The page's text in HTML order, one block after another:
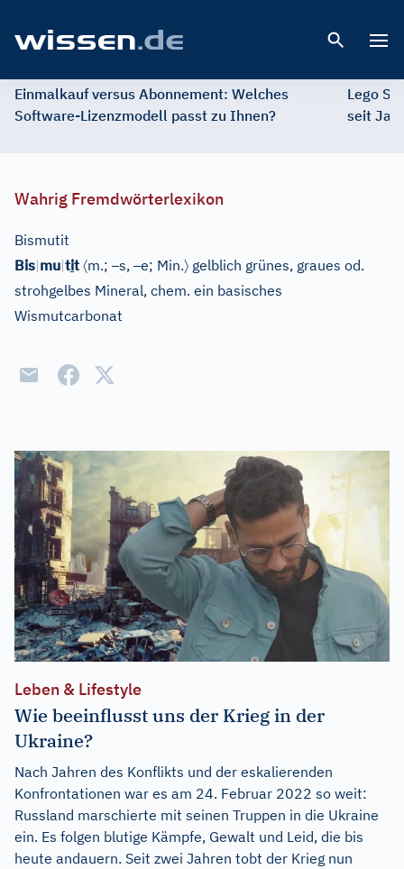
Einmalkauf versus Abonnement: Welches
Software-Lizenzmodell passt zu Ihnen?
Lego
seit
Wahrig Fremdwörterlexikon
Bismutit
Bis|mu|tit 〈m.;–s,–e; Min.〉 gelblich grünes, graues od.
strohgelbes Mineral, chem. ein basisches
Wismutcarbonat
Leben & Lifestyle
Wie beeinflusst uns der Krieg in der
Ukraine?
Nach Jahren des Konflikts und der eskalierenden
Konfrontationen war es am 24. Februar 2022 so weit:
Russland marschierte mit seinen Truppen in die Ukraine
ein. Es folgen blutige Kämpfe, Gewalt und Leid, die bis
heute andauern. Seit zwei Jahren tobt der Krieg nun